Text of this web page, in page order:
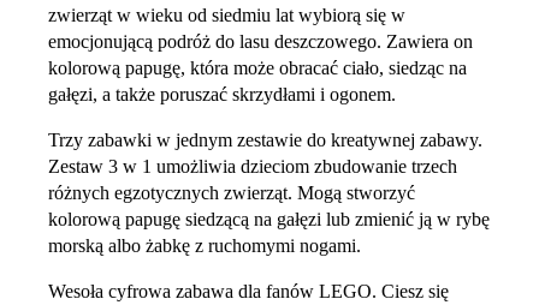
zwierząt w wieku od siedmiu lat wybiorą się w
emocjonującą podróż do lasu deszczowego. Zawiera on
kolorową papugę, która może obracać ciało, siedząc na
gałęzi, a także poruszać skrzydłami i ogonem.
Trzy zabawki w jednym zestawie do kreatywnej zabawy.
Zestaw 3 w 1 umożliwia dzieciom zbudowanie trzech
różnych egzotycznych zwierząt. Mogą stworzyć
kolorową papugę siedzącą na gałęzi lub zmienić ją w rybę
morską albo żabkę z ruchomymi nogami.
Wesoła cyfrowa zabawa dla fanów LEGO. Ciesz się